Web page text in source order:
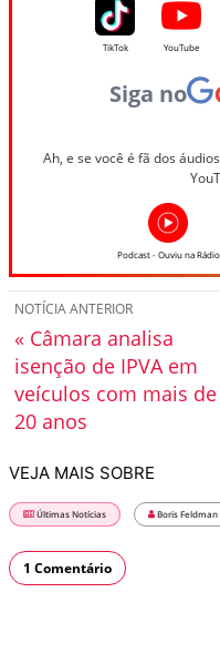
TikTok YouTube
Siga no
Ah, e se você é fã dos
Podcast - Ouviu na Rádio
NOTÍCIA ANTERIOR
« Câmara analisa
isenção de IPVA em
veículos com mais de
20 anos
VEJA MAIS SOBRE
Últimas Notícias Boris Feldman
1 Comentário